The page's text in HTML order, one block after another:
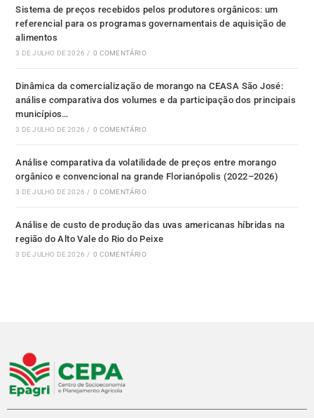
Sistema de preços recebidos pelos produtores orgânicos: um
referencial para os programas governamentais de aquisição de
alimentos
3 DE JULHO DE 2026 / 0 COMENTÁRIO
Dinâmica da comercialização de morango na CEASA São José:
análise comparativa dos volumes e da participação dos principais
municípios…
3 DE JULHO DE 2026 / 0 COMENTÁRIO
Análise comparativa da volatilidade de preços entre morango
orgânico e convencional na grande Florianópolis (2022–2026)
3 DE JULHO DE 2026 / 0 COMENTÁRIO
Análise de custo de produção das uvas americanas híbridas na
região do Alto Vale do Rio do Peixe
3 DE JULHO DE 2026 / 0 COMENTÁRIO